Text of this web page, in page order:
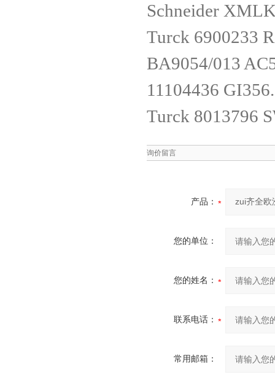
Schneider
Turck 6900233
BA9054/013
11104436
Turck 8013796
询价留言
产品：
您的单位：
您的姓名：
联系电话：
常用邮箱：